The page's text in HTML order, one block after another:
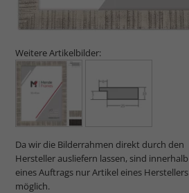
Weitere Artikelbilder:
Da wir die Bilderrahmen direkt durch den
Hersteller ausliefern lassen, sind innerhalb
eines Auftrags nur Artikel eines Herstellers
möglich.